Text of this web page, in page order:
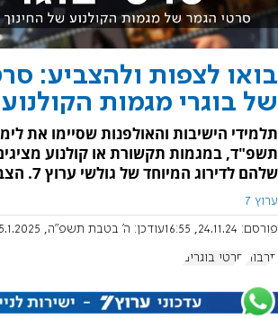
בואו לצפות ולהצביע:
של בוגרי מגמות הקולנוע
תלמידי הישיבות והאולפנות שסיימו את
תשפ"ד, במגמות תקשורת או קולנוע
שלהם לדירוג המיוחד של גולשי ערוץ 7. הצביעו והשפיעו.
ערוץ 7
פורסם: 24.11.24, 16:55 עודכן: ה' בטבת תשפ"ה, 5.1.2025, 12:04:00
תרבות סרטי בוגרים